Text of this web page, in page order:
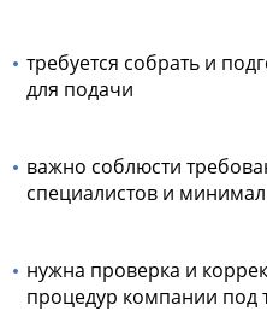
требуется собрать и
для подачи
важно соблюсти
специалистов и
нужна проверка и
процедур компании под